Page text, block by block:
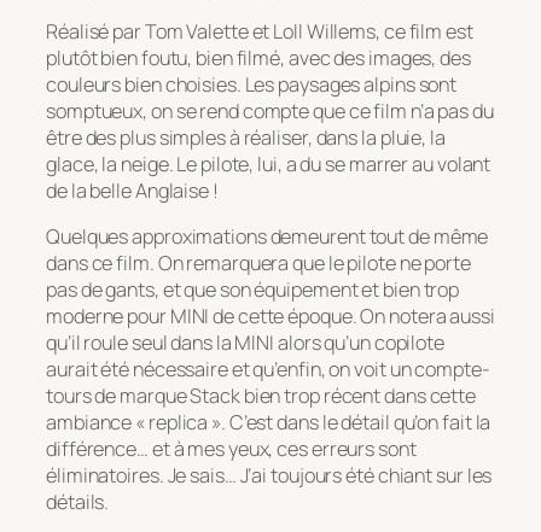
Réalisé par Tom Valette et Loll Willems, ce film est
plutôt bien foutu, bien filmé, avec des images, des
couleurs bien choisies. Les paysages alpins sont
somptueux, on se rend compte que ce film n’a pas du
être des plus simples à réaliser, dans la pluie, la
glace, la neige. Le pilote, lui, a du se marrer au volant
de la belle Anglaise !
Quelques approximations demeurent tout de même
dans ce film. On remarquera que le pilote ne porte
pas de gants, et que son équipement et bien trop
moderne pour MINI de cette époque. On notera aussi
qu’il roule seul dans la MINI alors qu’un copilote
aurait été nécessaire et qu’enfin, on voit un compte-
tours de marque Stack bien trop récent dans cette
ambiance « replica ». C’est dans le détail qu’on fait la
différence… et à mes yeux, ces erreurs sont
éliminatoires. Je sais… J’ai toujours été chiant sur les
détails.